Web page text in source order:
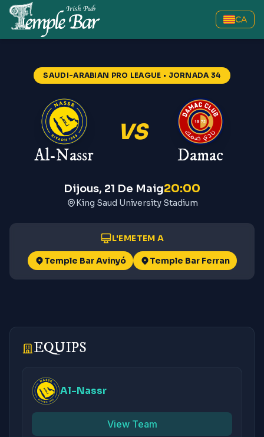
CA
Al-Nassr vs Damac—Saudi-
SAUDI-ARABIAN PRO LEAGUE • JORNADA 34
Al-Nassr
VS
Damac
Dijous, 21 De Maig20:00
King Saud University Stadium
L'EMETEM A
Temple Bar Avinyó Temple Bar Ferran
EQUIPS
Al-Nassr
View Team